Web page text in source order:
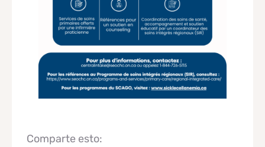
Comparte esto: